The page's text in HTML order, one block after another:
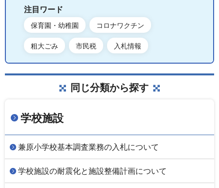
注目ワード
保育園・幼稚園 コロナワクチン
粗大ごみ 市民税 入札情報
同じ分類から探す
学校施設
兼原小学校基本調査業務の入札について
学校施設の耐震化と施設整備計画について